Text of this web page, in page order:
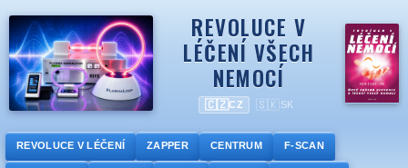
REVOLUCE V
LÉČENÍ VŠECH
NEMOCÍ
🇨🇿CZ 🇸🇰SK
REVOLUCE V LÉČENÍ ZAPPER CENTRUM F-SCAN